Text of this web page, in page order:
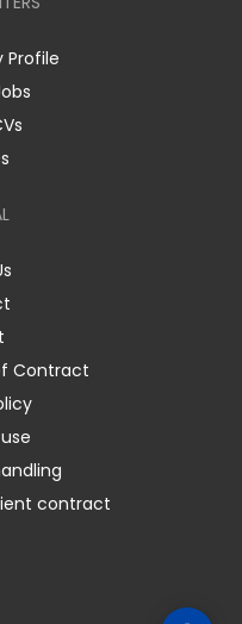
Profile
Contract
contract